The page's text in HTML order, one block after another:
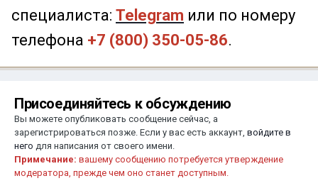
специалиста: Telegram или по номеру
телефона +7 (800) 350-05-86.
Присоединяйтесь к обсуждению
Вы можете опубликовать сообщение сейчас, а
зарегистрироваться позже. Если у вас есть аккаунт, войдите в
него для написания от своего имени.
Примечание: вашему сообщению потребуется утверждение
модератора, прежде чем оно станет доступным.